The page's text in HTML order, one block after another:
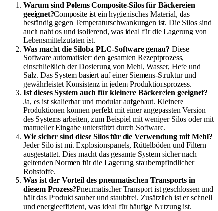
Warum sind Polems Composite-Silos für Bäckereien
geeignet?Composite ist ein hygienisches Material, das
beständig gegen Temperaturschwankungen ist. Die Silos sind
auch nahtlos und isolierend, was ideal für die Lagerung von
Lebensmittelzutaten ist.
Was macht die Siloba PLC-Software genau? Diese
Software automatisiert den gesamten Rezeptprozess,
einschließlich der Dosierung von Mehl, Wasser, Hefe und
Salz. Das System basiert auf einer Siemens-Struktur und
gewährleistet Konsistenz in jedem Produktionsprozess.
Ist dieses System auch für kleinere Bäckereien geeignet?
Ja, es ist skalierbar und modular aufgebaut. Kleinere
Produktionen können perfekt mit einer angepassten Version
des Systems arbeiten, zum Beispiel mit weniger Silos oder mit
manueller Eingabe unterstützt durch Software.
Wie sicher sind diese Silos für die Verwendung mit Mehl?
Jeder Silo ist mit Explosionspanels, Rüttelböden und Filtern
ausgestattet. Dies macht das gesamte System sicher nach
geltenden Normen für die Lagerung staubempfindlicher
Rohstoffe.
Was ist der Vorteil des pneumatischen Transports in
diesem Prozess?Pneumatischer Transport ist geschlossen und
hält das Produkt sauber und staubfrei. Zusätzlich ist er schnell
und energieeffizient, was ideal für häufige Nutzung ist.